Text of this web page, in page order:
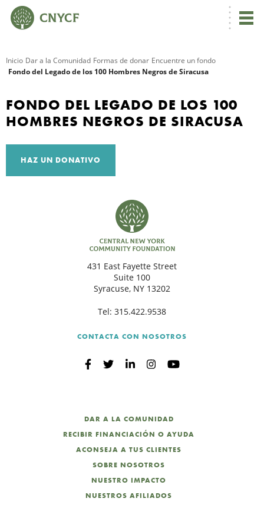
Inicio Dar a la Comunidad Formas de donar Encuentre un fondo
Fondo del Legado de los 100 Hombres Negros de Siracusa
FONDO DEL LEGADO DE LOS 100
HOMBRES NEGROS DE SIRACUSA
HAZ UN DONATIVO
431 East Fayette Street
Suite 100
Syracuse, NY 13202
Tel: 315.422.9538
CONTACTA CON NOSOTROS
DAR A LA COMUNIDAD
RECIBIR FINANCIACIÓN O AYUDA
ACONSEJA A TUS CLIENTES
SOBRE NOSOTROS
NUESTRO IMPACTO
NUESTROS AFILIADOS